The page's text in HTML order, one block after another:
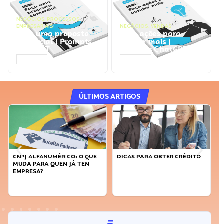
NEGÓCIOS, PROCESSOS
EMPRESARIAIS
Faça uma proposta
comercial | Prompts
ChatGPT
NEGÓCIOS, VENDAS
Faça ações para
vender mais |
Prompts ChatGPT
ÚLTIMOS ARTIGOS
CNPJ ALFANUMÉRICO: O QUE
MUDA PARA QUEM JÁ TEM
EMPRESA?
DICAS PARA OBTER CRÉDITO